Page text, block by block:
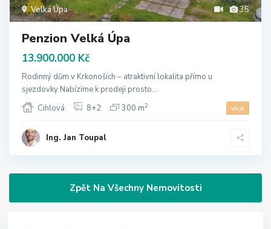
35
Velká Úpa
Penzion Velká Úpa
13.900.000 Kč
Rodinný dům v Krkonoších – atraktivní lokalita přímo u
sjezdovky Nabízíme k prodeji prosto...
Cihlová
8+2 300 m2 více
Ing. Jan Toupal
Zpět Na Všechny Nemovitosti